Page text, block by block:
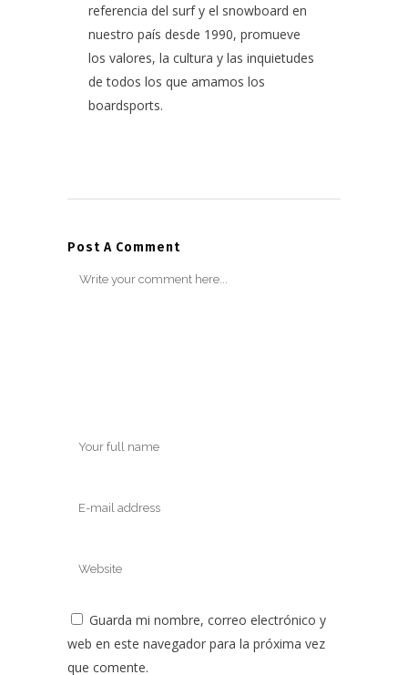
referencia del surf y el snowboard en
nuestro país desde 1990, promueve
los valores, la cultura y las inquietudes
de todos los que amamos los
boardsports.
Post A Comment
Guarda mi nombre, correo electrónico y
web en este navegador para la próxima vez
que comente.